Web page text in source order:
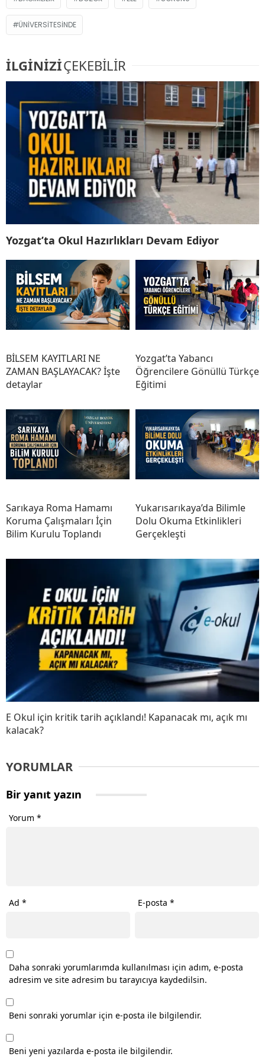
ÜNIVERSITESINDE
İLGİNİZİÇEKEBİLİR
Yozgat’ta Okul Hazırlıkları Devam Ediyor
BİLSEM KAYITLARI NE
ZAMAN BAŞLAYACAK? İşte
detaylar
Yozgat’ta Yabancı
Öğrencilere Gönüllü Türkçe
Eğitimi
Sarıkaya Roma Hamamı
Koruma Çalışmaları İçin
Bilim Kurulu Toplandı
Yukarısarıkaya’da Bilimle
Dolu Okuma Etkinlikleri
Gerçekleşti
E Okul için kritik tarih açıklandı! Kapanacak mı, açık mı
kalacak?
YORUMLAR
Bir yanıt yazın
Yorum *
Ad * E-posta*
Daha sonraki yorumlarımda kullanılması için adım, e-posta
adresim ve site adresim bu tarayıcıya kaydedilsin.
Beni sonraki yorumlar için e-posta ile bilgilendir.
Beni yeni yazılarda e-posta ile bilgilendir.